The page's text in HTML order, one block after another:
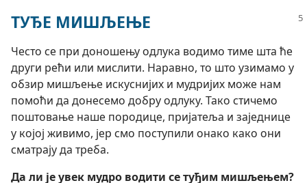
ТУЂЕ МИШЉЕЊЕ
Често се при доношењу одлука водимо тиме шта ће
други рећи или мислити. Наравно, то што узимамо у
обзир мишљење искуснијих и мудријих може нам
помоћи да донесемо добру одлуку. Тако стичемо
поштовање наше породице, пријатеља и заједнице
у којој живимо, јер смо поступили онако како они
сматрају да треба.
Да ли је увек мудро водити се туђим мишљењем?